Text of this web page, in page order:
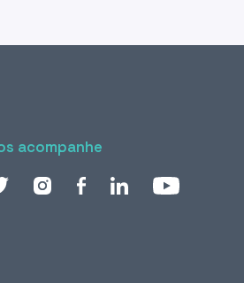
acompanhe